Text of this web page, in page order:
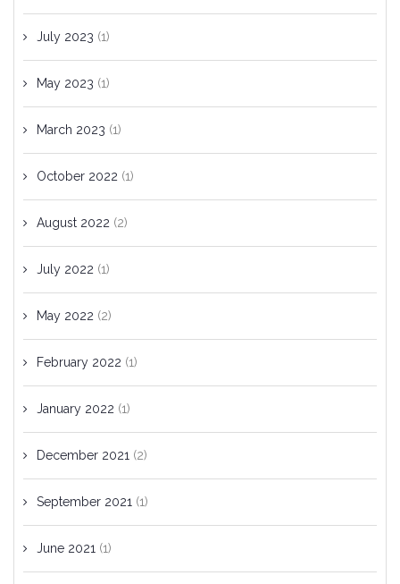
July 2023 (1)
May 2023 (1)
March 2023 (1)
October 2022 (1)
August 2022 (2)
July 2022 (1)
May 2022 (2)
February 2022 (1)
January 2022 (1)
December 2021 (2)
September 2021 (1)
June 2021 (1)